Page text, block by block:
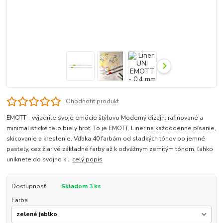
Ohodnotiť produkt
EMOTT - vyjadrite svoje emócie štýlovo Moderný dizajn, rafinované a
minimalistické telo biely hrot. To je EMOTT. Liner na každodenné písanie,
skicovanie a kreslenie. Vďaka 40 farbám od sladkých tónov po jemné
pastely, cez žiarivé základné farby až k odvážnym zemitým tónom, ľahko
uniknete do svojho k... celý popis
Dostupnosť
Skladom 3 ks
Farba